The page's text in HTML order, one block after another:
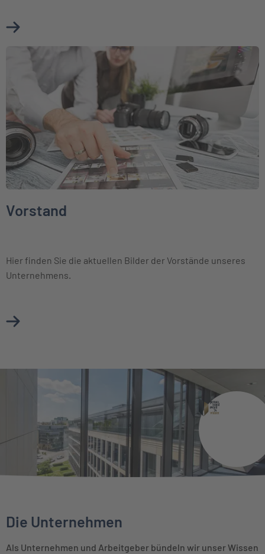
Mehr über Aktuelle Presseinformationen erfahren
Weiter zu Vorstand
Vorstand
Hier finden Sie die aktuellen Bilder der Vorstände unseres
Unternehmens.
Mehr über Vorstand erfahren
Die Unternehmen
Als Unternehmen und Arbeitgeber bündeln wir unser Wissen